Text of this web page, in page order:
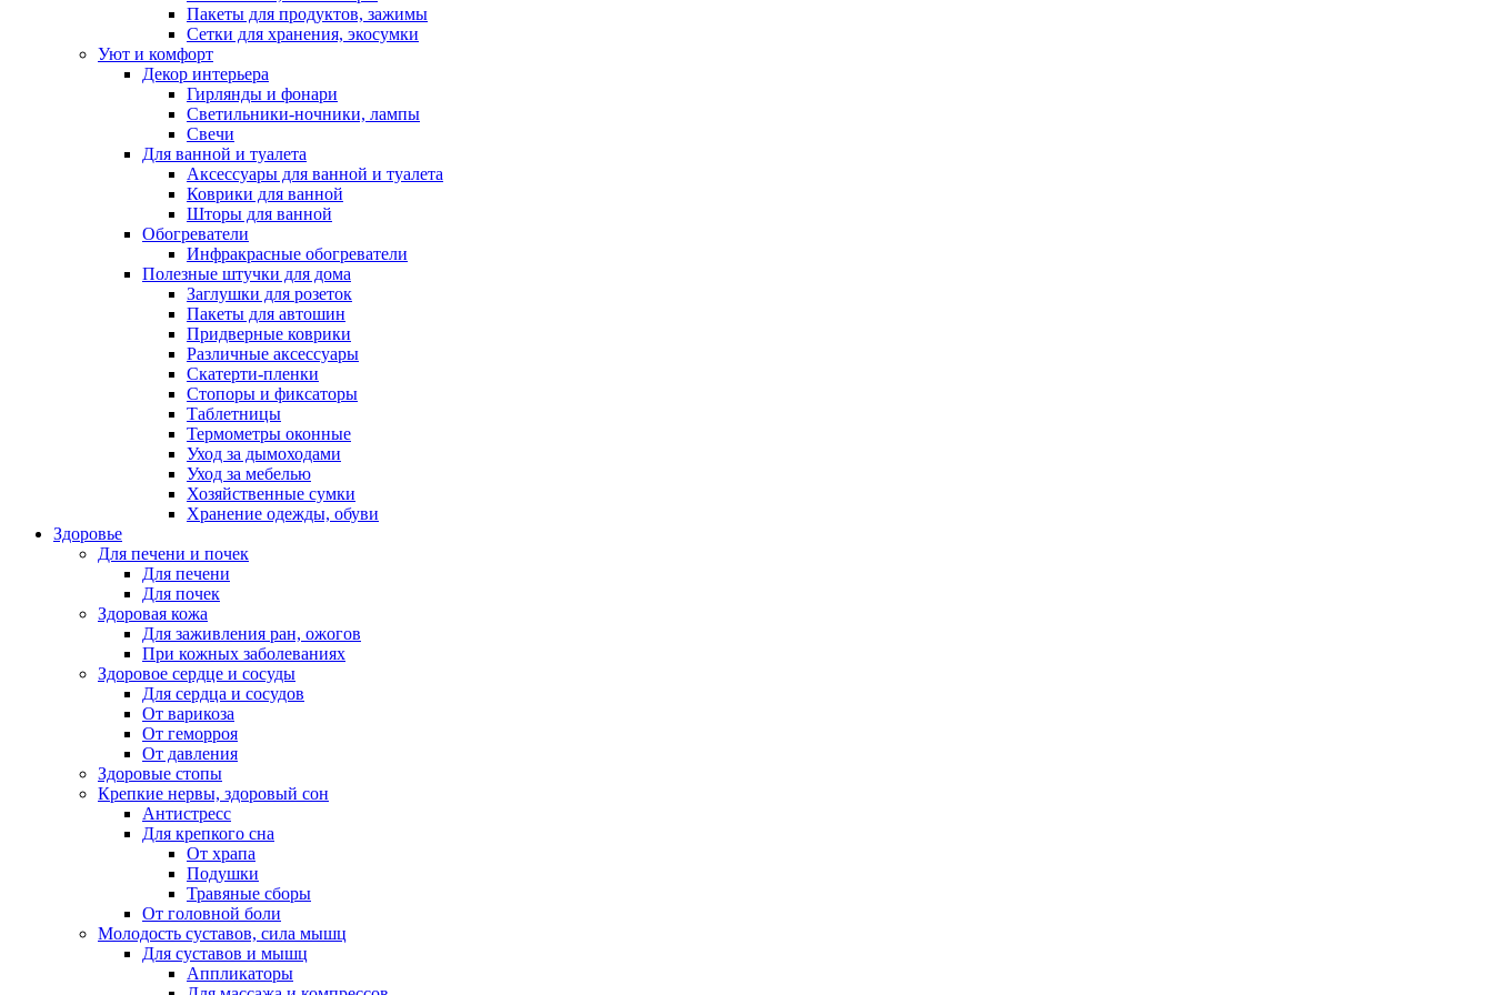
Пакеты для продуктов, зажимы
Сетки для хранения, экосумки
Уют и комфорт
Декор интерьера
Гирлянды и фонари
Светильники-ночники, лампы
Свечи
Для ванной и туалета
Аксессуары для ванной и туалета
Коврики для ванной
Шторы для ванной
Обогреватели
Инфракрасные обогреватели
Полезные штучки для дома
Заглушки для розеток
Пакеты для автошин
Придверные коврики
Различные аксессуары
Скатерти-пленки
Стопоры и фиксаторы
Таблетницы
Термометры оконные
Уход за дымоходами
Уход за мебелью
Хозяйственные сумки
Хранение одежды, обуви
Здоровье
Для печени и почек
Для печени
Для почек
Здоровая кожа
Для заживления ран, ожогов
При кожных заболеваниях
Здоровое сердце и сосуды
Для сердца и сосудов
От варикоза
От геморроя
От давления
Здоровые стопы
Крепкие нервы, здоровый сон
Антистресс
Для крепкого сна
От храпа
Подушки
Травяные сборы
От головной боли
Молодость суставов, сила мышц
Для суставов и мышц
Аппликаторы